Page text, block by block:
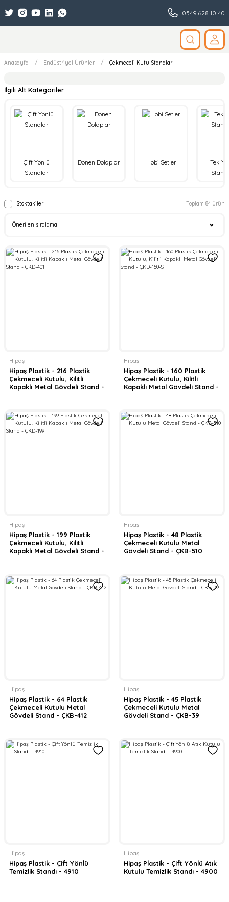
0549 628 10 40
Anasayfa Endüstriyel Ürünler Çekmeceli Kutu Standlar
İlgili Alt Kategoriler
Çift Yönlü
Standlar
Dönen Dolaplar Hobi Setler
Tek
Stoktakiler Toplam 84 ürün
Hipaş
Hipaş Plastik - 216 Plastik
Çekmeceli Kutulu, Kilitli
Kapaklı Metal Gövdeli Stand -
Hipaş
Hipaş Plastik - 160 Plastik
Çekmeceli Kutulu, Kilitli
Kapaklı Metal Gövdeli Stand -
Hipaş
Hipaş Plastik - 199 Plastik
Çekmeceli Kutulu, Kilitli
Kapaklı Metal Gövdeli Stand -
Hipaş
Hipaş Plastik - 48 Plastik
Çekmeceli Kutulu Metal
Gövdeli Stand - ÇKB-510
Hipaş
Hipaş Plastik - 64 Plastik
Çekmeceli Kutulu Metal
Gövdeli Stand - ÇKB-412
Hipaş
Hipaş Plastik - 45 Plastik
Çekmeceli Kutulu Metal
Gövdeli Stand - ÇKB-39
Hipaş
Hipaş Plastik - Çift Yönlü
Temizlik Standı - 4910
Hipaş
Hipaş Plastik - Çift Yönlü Atık
Kutulu Temizlik Standı - 4900